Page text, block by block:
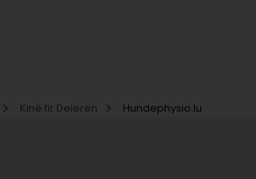
Kiné fir Deieren Hundephysio.lu